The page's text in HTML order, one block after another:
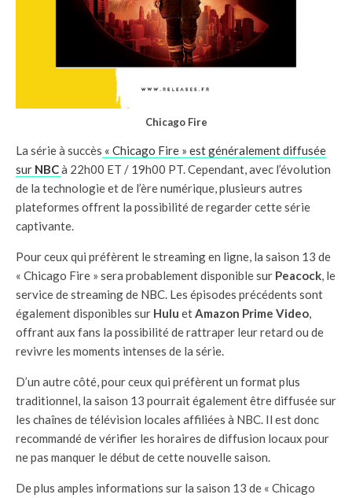
Chicago Fire
La série à succès « Chicago Fire » est généralement diffusée
sur NBCà 22h00 ET / 19h00 PT. Cependant, avec l’évolution
de la technologie et de l’ère numérique, plusieurs autres
plateformes offrent la possibilité de regarder cette série
captivante.
Pour ceux qui préfèrent le streaming en ligne, la saison 13 de
« Chicago Fire » sera probablement disponible sur Peacock, le
service de streaming de NBC. Les épisodes précédents sont
également disponibles sur Hulu etAmazon Prime Video,
offrant aux fans la possibilité de rattraper leur retard ou de
revivre les moments intenses de la série.
D’un autre côté, pour ceux qui préfèrent un format plus
traditionnel, la saison 13 pourrait également être diffusée sur
les chaînes de télévision locales affiliées à NBC. Il est donc
recommandé de vérifier les horaires de diffusion locaux pour
ne pas manquer le début de cette nouvelle saison.
De plus amples informations sur la saison 13 de « Chicago